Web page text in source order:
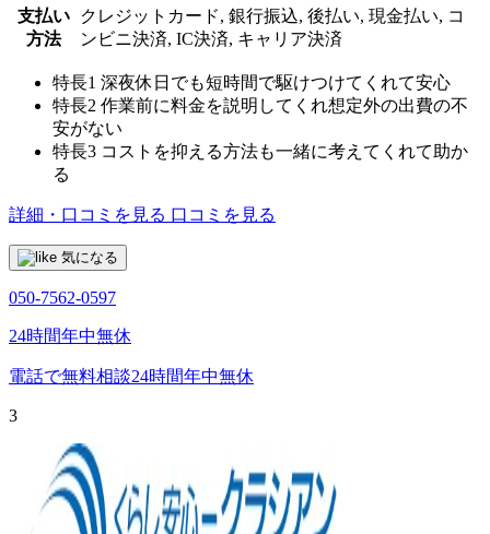
支払い
方法
クレジットカード, 銀行振込, 後払い, 現金払い, コ
ンビニ決済, IC決済, キャリア決済
特長1 深夜休日でも短時間で駆けつけてくれて安心
特長2 作業前に料金を説明してくれ想定外の出費の不
安がない
特長3 コストを抑える方法も一緒に考えてくれて助か
る
詳細・口コミを見る 口コミを見る
気になる
050-7562-0597
24時間年中無休
電話で無料相談24時間年中無休
3